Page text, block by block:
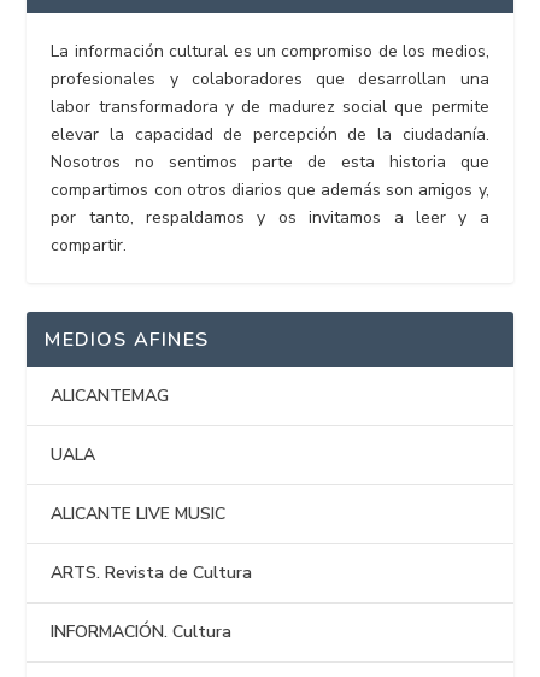
La información cultural es un compromiso de los medios,
profesionales y colaboradores que desarrollan una
labor transformadora y de madurez social que permite
elevar la capacidad de percepción de la ciudadanía.
Nosotros no sentimos parte de esta historia que
compartimos con otros diarios que además son amigos y,
por tanto, respaldamos y os invitamos a leer y a
compartir.
MEDIOS AFINES
ALICANTEMAG
UALA
ALICANTE LIVE MUSIC
ARTS. Revista de Cultura
INFORMACIÓN. Cultura